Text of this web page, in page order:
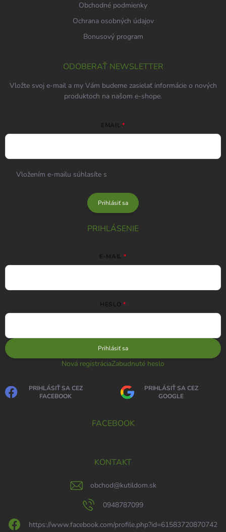
Obchodné podmienky
Ochrana osobných údajov
Bonusový program
ODOBERAŤ NEWSLETTER
Vložte svoj e-mail a my Vám budeme zasielať informácie o nových
produktoch na našom e-shope.
EMAIL
Vložením e-mailu súhlasíte s
Prihlásiť sa
PRIHLÁSENIE
E-MAIL
HESLO
Prihlásiť sa
Nová registráciaZabudnuté heslo
PRIHLÁSIŤ SA CEZ
FACEBOOK
PRIHLÁSIŤ SA CEZ
GOOGLE
FACEBOOK
KONTAKT
obchod@kutildom.sk
0948787099
https://www.facebook.com/profile.php?id=61583720870742